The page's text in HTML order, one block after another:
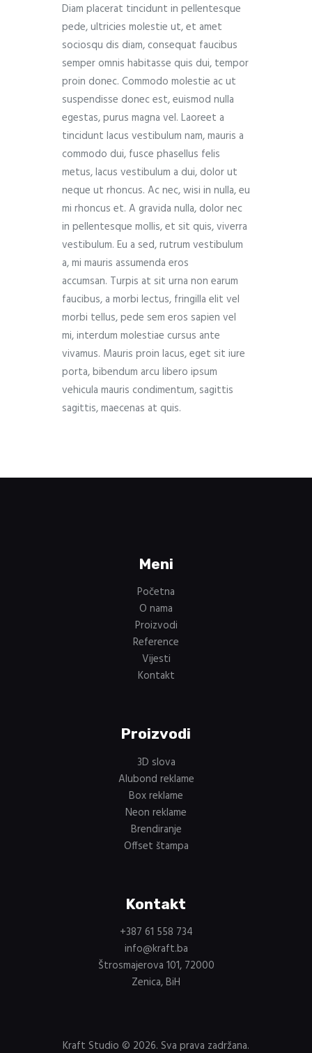
Diam placerat tincidunt in pellentesque
pede, ultricies molestie ut, et amet
sociosqu dis diam, consequat faucibus
semper omnis habitasse quis dui, tempor
proin donec. Commodo molestie ac ut
suspendisse donec est, euismod nulla
egestas, purus magna vel. Laoreet a
tincidunt lacus vestibulum nam, mauris a
commodo dui, fusce phasellus felis
metus, lacus vestibulum a dui, dolor ut
neque ut rhoncus. Ac nec, wisi in nulla, eu
mi rhoncus et. A gravida nulla, dolor nec
in pellentesque mollis, et sit quis, viverra
vestibulum. Eu a sed, rutrum vestibulum
a, mi mauris assumenda eros
accumsan. Turpis at sit urna non earum
faucibus, a morbi lectus, fringilla elit vel
morbi tellus, pede sem eros sapien vel
mi, interdum molestiae cursus ante
vivamus. Mauris proin lacus, eget sit iure
porta, bibendum arcu libero ipsum
vehicula mauris condimentum, sagittis
sagittis, maecenas at quis.
Meni
Početna
O nama
Proizvodi
Reference
Vijesti
Kontakt
Proizvodi
3D slova
Alubond reklame
Box reklame
Neon reklame
Brendiranje
Offset štampa
Kontakt
+387 61 558 734
info@kraft.ba
Štrosmajerova 101, 72000
Zenica, BiH
Kraft Studio © 2026. Sva prava zadržana.